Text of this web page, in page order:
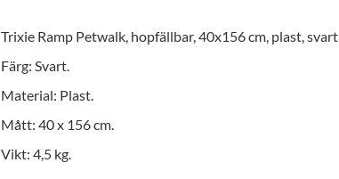
Trixie Ramp Petwalk, hopfällbar, 40x156 cm, plast, svart
Färg: Svart.
Material: Plast.
Mått: 40 x 156 cm.
Vikt: 4,5 kg.